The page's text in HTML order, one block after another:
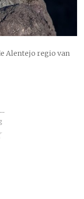
Alentejo regio van